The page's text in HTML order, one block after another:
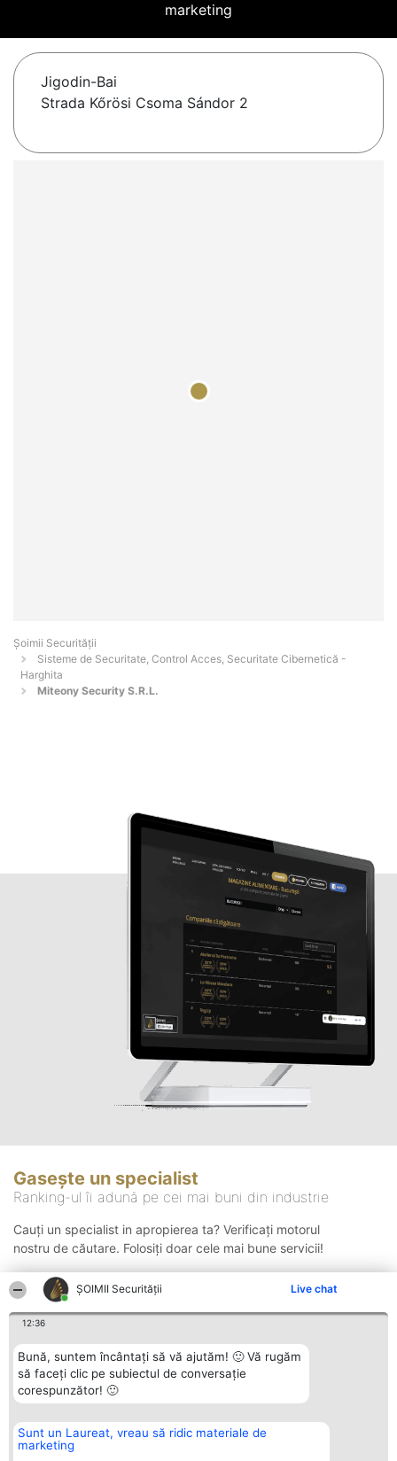
ȘOIMII Securității Live chat
12:36
Bună, suntem încântați să vă ajutăm! 🙂 Vă rugăm
să faceți clic pe subiectul de conversație
corespunzător! 🙂
Sunt un Laureat, vreau să ridic materiale de
marketing
marketing
Jigodin-Bai
Strada Kőrösi Csoma Sándor 2
Șoimii Securității
Sisteme de Securitate, Control Acces, Securitate Cibernetică -
Harghita
Miteony Security S.R.L.
Gasește un specialist
Ranking-ul îi adună pe cei mai buni din industrie
Cauți un specialist in apropierea ta? Verificați motorul
nostru de căutare. Folosiți doar cele mai bune servicii!
Organizator Ranking
BRIGHT SOLUTIONS BR SRL
Plebiscyt Contact